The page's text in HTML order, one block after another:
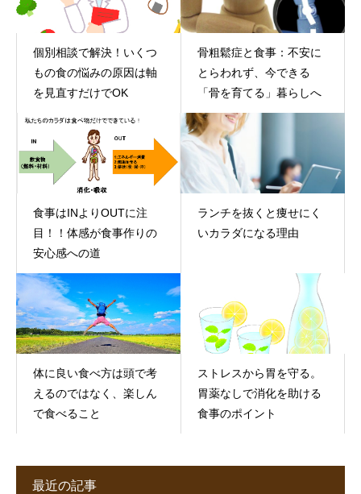
個別相談で解決！いくつ
もの食の悩みの原因は軸
を見直すだけでOK
骨粗鬆症と食事：不安に
とらわれず、今できる
「骨を育てる」暮らしへ
食事はINよりOUTに注
目！！体感が食事作りの
安心感への道
ランチを抜くと痩せにく
いカラダになる理由
体に良い食べ方は頭で考
えるのではなく、楽しん
で食べること
ストレスから胃を守る。
胃薬なしで消化を助ける
食事のポイント
最近の記事